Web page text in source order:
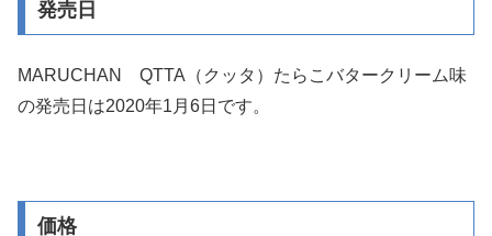
発売日
MARUCHAN QTTA（クッタ）たらこバタークリーム味
の発売日は2020年1月6日です。
価格